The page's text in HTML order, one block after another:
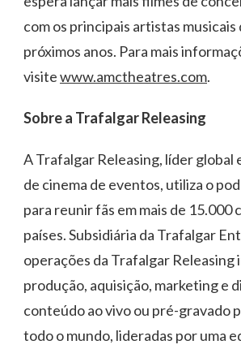
com os principais artistas musicais
próximos anos. Para mais
visitewww.amctheatres.com.
Sobre a Trafalgar Releasing
A Trafalgar Releasing, líder global
de cinema de eventos, utiliza o
para reunir fãs em mais de 15.000
países. Subsidiária da Trafalgar
operações da Trafalgar Releasing
produção, aquisição, marketing e
conteúdo ao vivo ou pré-gravado
todo o mundo, lideradas por uma